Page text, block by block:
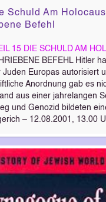
Schuld Am
Befehl
15 DIE SCHULD AM
BEFEHL Hitler
Juden Europas autorisiert
Anordnung gab es
aus einer jahrelangen
und Genozid bildeten
– 12.08.2001, 13.00